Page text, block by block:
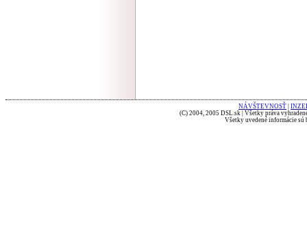
NÁVŠTEVNOSŤ
(C) 2004, 2005 DSL.sk | Všetky práva
Všetky uvedené informácie sú